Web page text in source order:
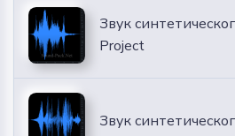
Звук
Project
Звук